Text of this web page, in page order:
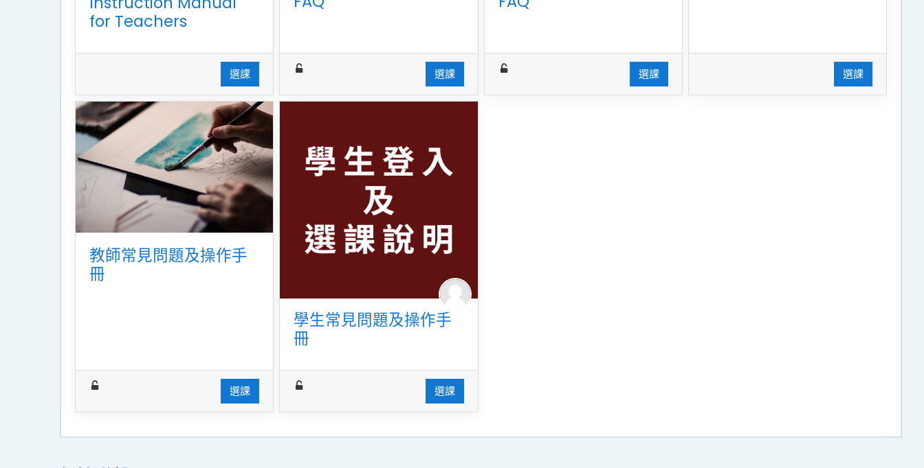
for Teachers
選課 選課 選課 選課
教師常見問題及操作手
冊
選課
學生常見問題及操作手
冊
選課